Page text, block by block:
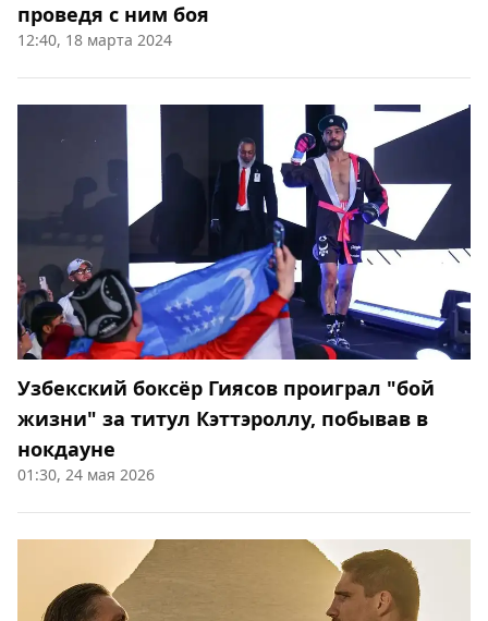
проведя с ним боя
12:40, 18 марта 2024
Узбекский боксёр Гиясов проиграл "бой
жизни" за титул Кэттэроллу, побывав в
нокдауне
01:30, 24 мая 2026